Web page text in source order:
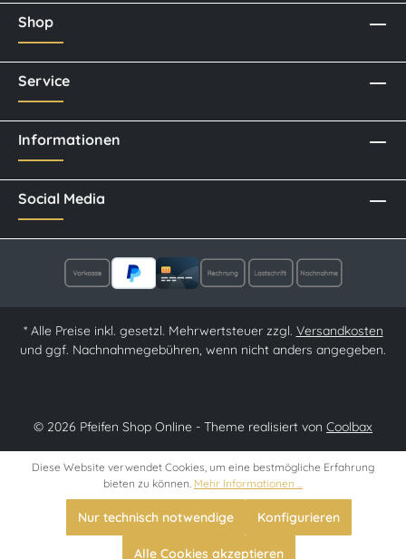
Social Media
Shop
Service
Informationen
* Alle Preise inkl. gesetzl. Mehrwertsteuer zzgl. Versandkosten
und ggf. Nachnahmegebühren, wenn nicht anders angegeben.
© 2026 Pfeifen Shop Online - Theme realisiert von Coolbax
Diese Website verwendet Cookies, um eine bestmögliche Erfahrung
bieten zu können. Mehr Informationen ...
Nur technisch notwendige Konfigurieren
Alle Cookies akzeptieren